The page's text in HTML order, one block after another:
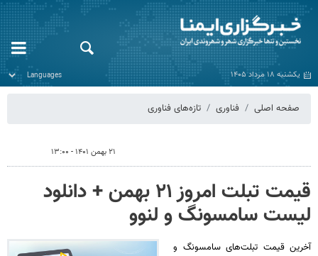
یکشنبه ۱۸ مرداد ۱۴۰۵
صفحه اصلی فناوری تازه‌های فناوری
۲۱ بهمن ۱۴۰۱ - ۱۳:۰۰
قیمت تبلت امروز ۲۱ بهمن‌ + دانلود
لیست سامسونگ و لنوو
آخرین قیمت تبلت‌های سامسونگ و